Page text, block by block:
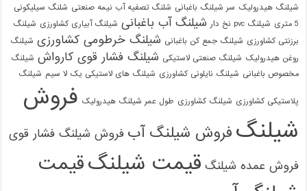
شیلنگ هیدرولیک سر شیلنگ باغبانی شلنگ تصفیه آب نیمه صنعتی شلنگ سیلیکونی
5 متری
شیلنگ pvc نخ دار شیلنگ آب باغبانی شیلنگ آبیاری کشاورزی شیلنگ
برزنتی کشاورزی شیلنگ جمع کن باغبانی شیلنگ خرطومی کشاورزی شیلنگ
روغن هیدرولیک شیلنگ صنعتی لاستیکی شیلنگ فشار قوی کارواش شیلنگ
مخصوص باغبانی شیلنگ نایلونی کشاورزی شیلنگ های لاستیکی یک لا سیم شیلنگ
پلاستیکی کشاورزی شیلنگ کشاورزی طول عمر شیلنگ هیدرولیک فروش
شیلنگ فروش شیلنگ آب فروش شیلنگ فشار قوی
فروش عمده شیلنگ قیمت شیلنگقیمت